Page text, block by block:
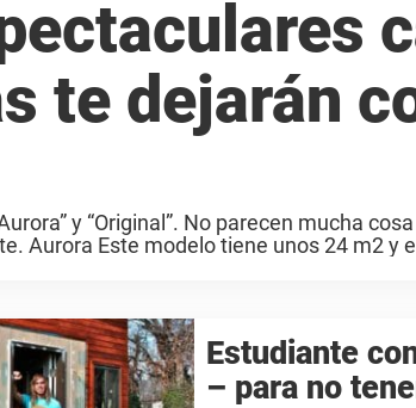
te dejarán
y “Original”. No parecen mucha
Aurora Este modelo tiene unos 24 m2 y
Estudiante
– para no